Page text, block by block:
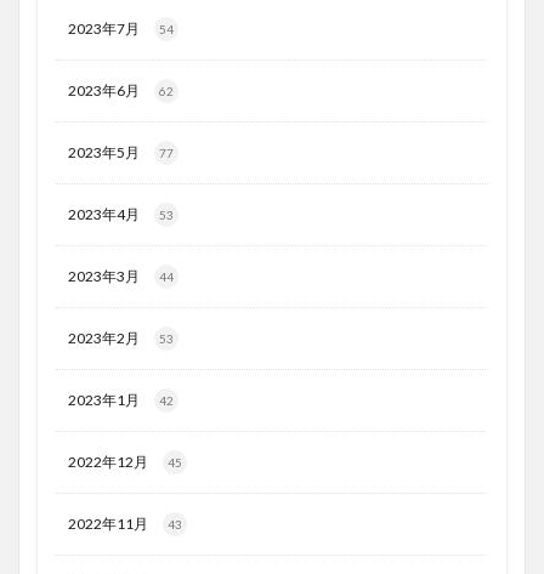
2023年7月 54
2023年6月 62
2023年5月 77
2023年4月 53
2023年3月 44
2023年2月 53
2023年1月 42
2022年12月 45
2022年11月 43